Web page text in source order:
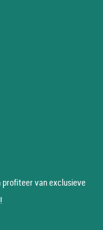
profiteer van exclusieve